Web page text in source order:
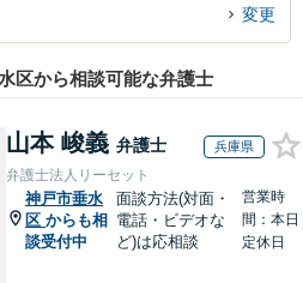
きる神戸市垂水区内の弁護士に相談予約し
変更
区から相談可能な弁護士
山本 峻義 弁護士 兵庫県
弁護士法人リーセット
神戸市垂水
区 からも相
談受付中
面談方法(対面・
電話・ビデオな
ど)は応相談
営業時
間：本日
定休日